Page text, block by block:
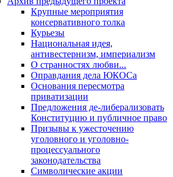
Крупные мероприятия
консервативного толка
Курьезы
Национальная идея,
антивестернизм, империализм
О странностях любви...
Оправдания дела ЮКОСа
Основания пересмотра
приватизации
Предложения де-либерализовать
Конституцию и публичное право
Призывы к ужесточению
уголовного и уголовно-
процессуального
законодательства
Символические акции